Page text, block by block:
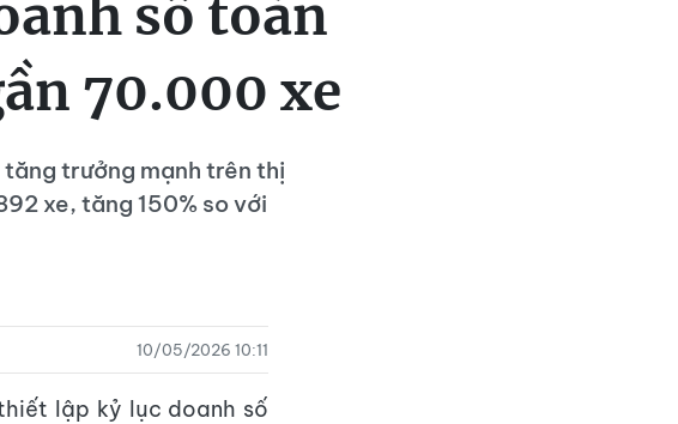
số toàn
70.000 xe
trưởng mạnh trên thị
xe, tăng 150% so với
10/05/2026 10:11
lập kỷ lục doanh số